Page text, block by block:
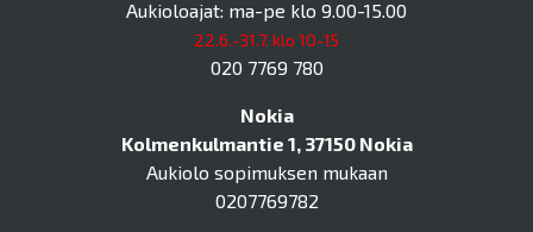
Aukioloajat: ma-pe klo 9.00-15.00
22.6.-31.7. klo 10-15
020 7769 780
Nokia
Kolmenkulmantie 1, 37150 Nokia
Aukiolo sopimuksen mukaan
0207769782